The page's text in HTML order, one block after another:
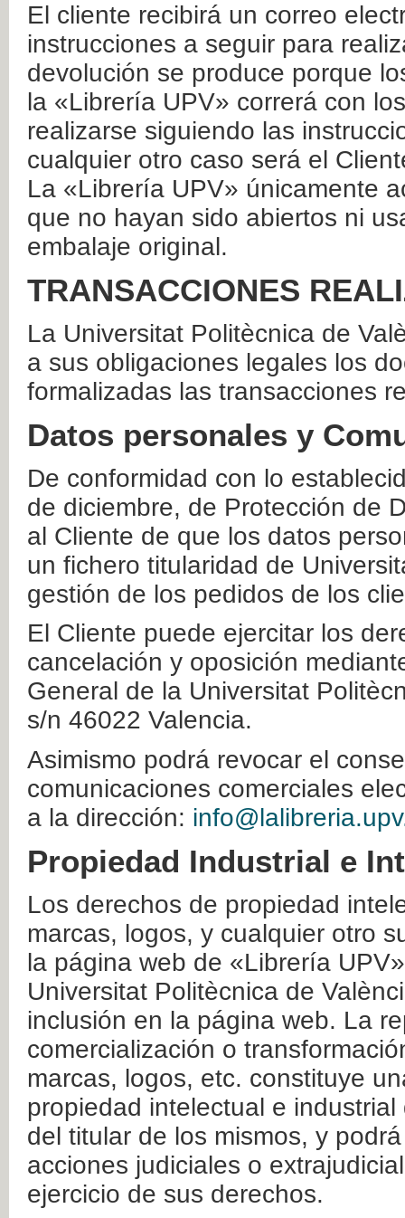
El cliente recibirá un correo
instrucciones a seguir para
devolución se produce porque
la «Librería UPV» correrá con
realizarse siguiendo las
cualquier otro caso será el
La «Librería UPV» únicamente
que no hayan sido abiertos ni
embalaje original.
TRANSACCIONES
La Universitat Politècnica de
a sus obligaciones legales los
formalizadas las transacciones
Datos personales y
De conformidad con lo
de diciembre, de Protección de
al Cliente de que los datos
un fichero titularidad de
gestión de los pedidos de los
El Cliente puede ejercitar los
cancelación y oposición
General de la Universitat
s/n 46022 Valencia.
Asimismo podrá revocar el
comunicaciones comerciales
a la dirección:
Propiedad Industrial e
Los derechos de propiedad
marcas, logos, y cualquier otro
la página web de «Librería
Universitat Politècnica de
inclusión en la página web. La
comercialización o
marcas, logos, etc. constituye
propiedad intelectual e
del titular de los mismos, y
acciones judiciales o
ejercicio de sus derechos.